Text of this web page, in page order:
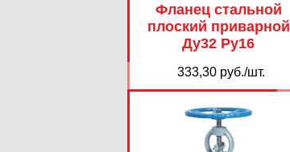
Фланец стальной
плоский приварной
Ду32 Ру16
333,30 руб./шт.